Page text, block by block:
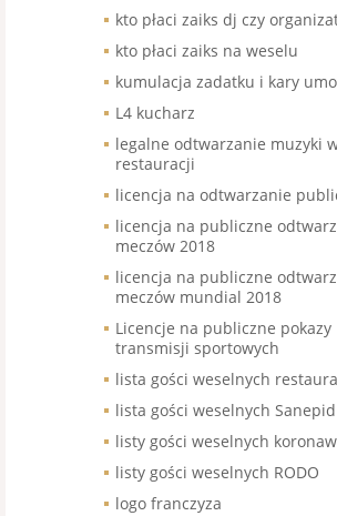
kto płaci zaiks dj czy
kto płaci zaiks na weselu
kumulacja zadatku i kary
L4 kucharz
legalne odtwarzanie muzyki
restauracji
licencja na odtwarzanie
licencja na publiczne
meczów 2018
licencja na publiczne
meczów mundial 2018
Licencje na publiczne pokazy
transmisji sportowych
lista gości weselnych
lista gości weselnych Sanepid
listy gości weselnych
listy gości weselnych RODO
logo franczyza